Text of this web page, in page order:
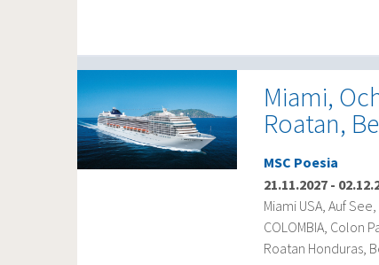
Miami,
Roatan,
MSC Poesia
21.11.2027 -
Miami USA, Auf
COLOMBIA, Colon
Roatan Honduras,